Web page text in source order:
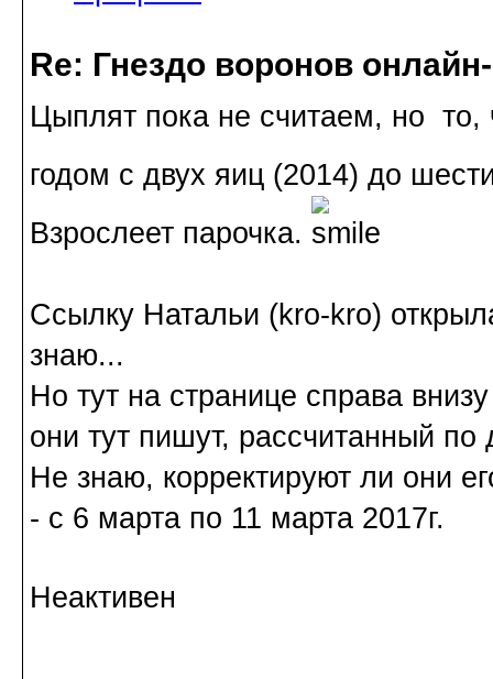
Re: Гнездо воронов
Цыплят пока не считаем, но то,
годом с двух яиц (2014) до
Взрослеет парочка.
Ссылку Натальи (kro-kro)
знаю...
Но тут на странице справа
они тут пишут, рассчитанный
Не знаю, корректируют ли они
- с 6 марта по 11 марта 2017г.
Неактивен